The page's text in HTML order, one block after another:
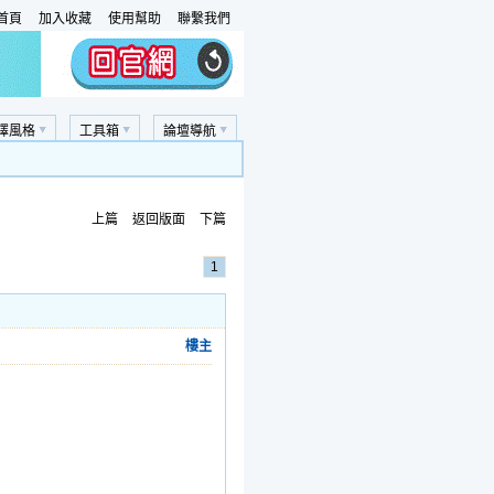
頁 加入收藏 使用幫助 聯繫我們
論壇導航
工具箱
風格
上篇 返回版面 下篇
1
樓主